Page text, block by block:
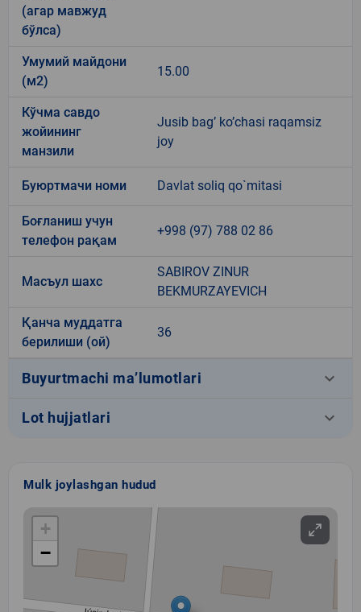
(агар мавжуд
бўлса)
Умумий майдони
(м2)
15.00
Кўчма савдо
жойининг
манзили
Jusib bag’ ko’chasi raqamsiz
joy
Буюртмачи номи Davlat soliq qo`mitasi
Боғланиш учун
телефон рақам
+998 (97) 788 02 86
Масъул шахс
SABIROV ZINUR
BEKMURZAYEVICH
Қанча муддатга
берилиши (ой)
36
Buyurtmachi ma’lumotlari keyboard_arrow_down
Lot hujjatlari keyboard_arrow_down
Mulk joylashgan hudud
+
−